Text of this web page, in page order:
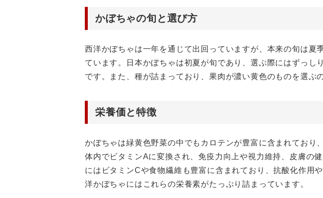
かぼちゃの旬と選び方
西洋かぼちゃは一年を通じて出回っていますが、本来の旬は夏
ています。日本かぼちゃは初夏が旬であり、選ぶ際にはずっし
です。また、種が詰まっており、果肉が濃い黄色のものを選ぶ
栄養価と特徴
かぼちゃは緑黄色野菜の中でもカロテンが豊富に含まれており
体内でビタミンAに変換され、免疫力向上や視力維持、皮膚の
にはビタミンCや食物繊維も豊富に含まれており、抗酸化作用
洋かぼちゃにはこれらの栄養素がたっぷり詰まっています。